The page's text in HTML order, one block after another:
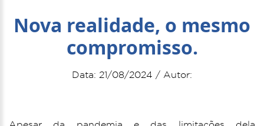
Nova realidade, o mesmo
compromisso.
Data: 21/08/2024 / Autor: